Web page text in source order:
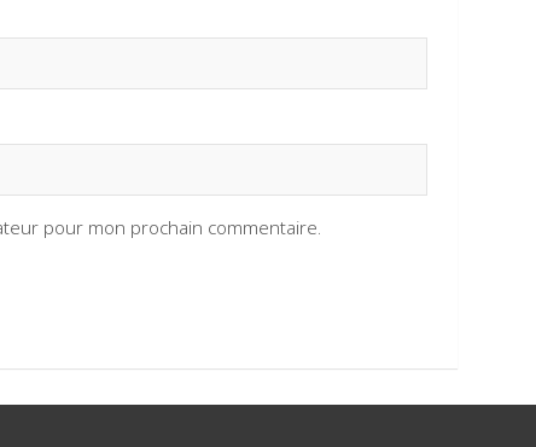
pour mon prochain commentaire.